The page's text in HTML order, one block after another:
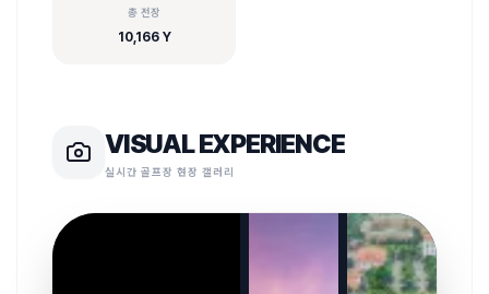
총 전장
10,166 Y
VISUAL EXPERIENCE
실시간 골프장 현장 갤러리